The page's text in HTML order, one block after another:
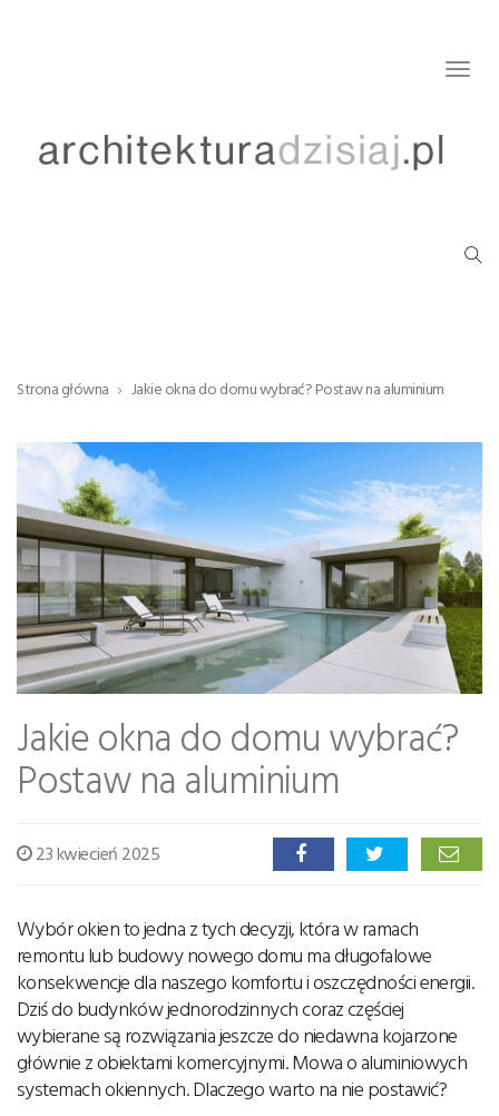
Strona główna Jakie okna do domu wybrać? Postaw na aluminium
Jakie okna do domu wybrać?
Postaw na aluminium
23 kwiecień 2025
Wybór okien to jedna z tych decyzji, która w ramach
remontu lub budowy nowego domu ma długofalowe
konsekwencje dla naszego komfortu i oszczędności energii.
Dziś do budynków jednorodzinnych coraz częściej
wybierane są rozwiązania jeszcze do niedawna kojarzone
głównie z obiektami komercyjnymi. Mowa o aluminiowych
systemach okiennych. Dlaczego warto na nie postawić?